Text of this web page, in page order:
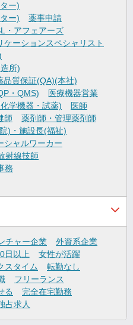
ー)
ー)
薬事申請
・アフェアーズ
ーションスペシャリスト
所)
品質保証(QA)(本社)
・QMS)
医療機器営業
学機器・試薬)
医師
師
薬剤師・管理薬剤師
)・施設長(福祉)
シャルワーカー
射線技師
務
チャー企業
外資系企業
日以上
女性が活躍
スタイム
転勤なし
フリーランス
る
完全在宅勤務
占求人